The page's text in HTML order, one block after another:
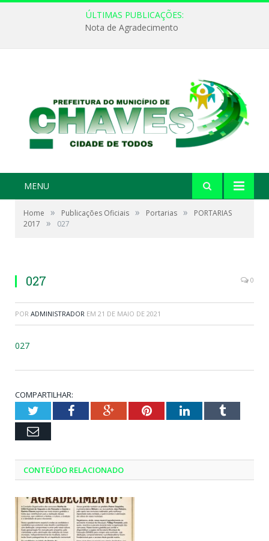
ÚLTIMAS PUBLICAÇÕES:
Nota de Agradecimento
MENU
Home » Publicações Oficiais » Portarias »
PORTARIAS
2017
» 027
027 0
POR ADMINISTRADOR EM 21 DE MAIO DE 2021
027
COMPARTILHAR:
TwitterFacebookGoogle+PinterestLinkedInTumblr
Email
CONTEÚDO RELACIONADO